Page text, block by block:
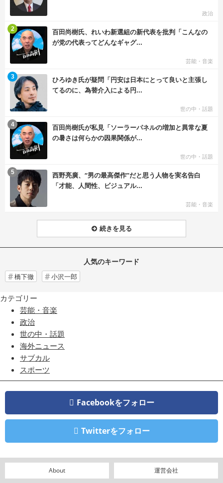
政治
百田尚樹氏、れいわ新選組の新代表を批判「こんなの
が党の代表ってどんなギャグ...
芸能・音楽
2
ひろゆき氏が疑問「円安は日本にとって良いと主張し
てるのに、為替介入による円...
世の中・話題
3
百田尚樹氏が私見「ソーラーパネルの増加と異常な夏
の暑さは何らかの因果関係が...
世の中・話題
4
西野亮廣、“男の最高傑作”だと思う人物を実名告白
「才能、人間性、ビジュアル...
芸能・音楽
5
続きを見る
人気のキーワード
橋下徹 小沢一郎
カテゴリー
芸能・音楽
政治
世の中・話題
海外ニュース
サブカル
スポーツ
Facebookをフォロー
Twitterをフォロー
About 運営会社